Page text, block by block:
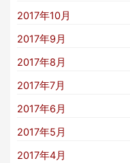
2017年10月
2017年9月
2017年8月
2017年7月
2017年6月
2017年5月
2017年4月